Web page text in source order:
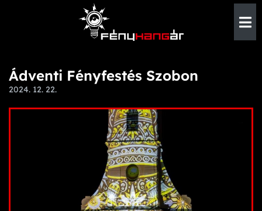
Ádventi Fényfestés Szobon
2024. 12. 22.